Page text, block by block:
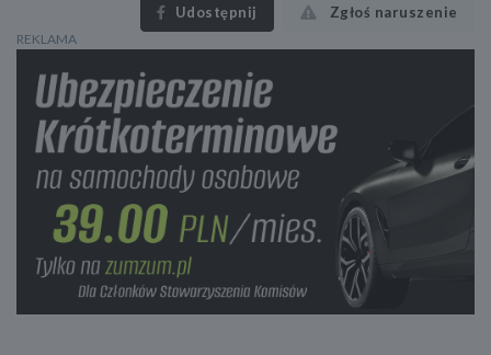
Udostępnij Zgłoś naruszenie
REKLAMA